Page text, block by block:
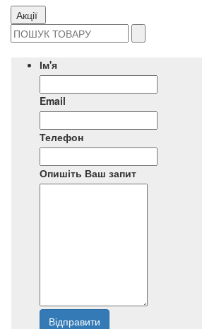
Акції
Ім'я
Email
Телефон
Опишіть Ваш запит
Відправити